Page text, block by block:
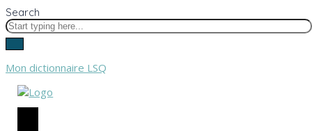
Search
Mon dictionnaire LSQ